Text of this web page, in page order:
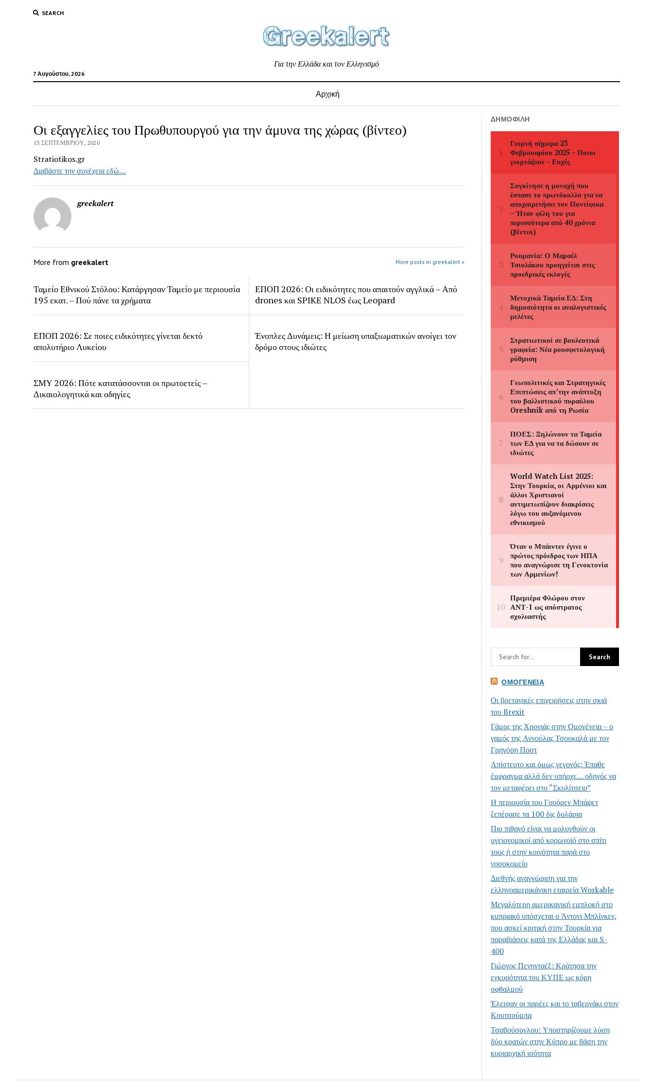
SEARCH
7 Αυγούστου, 2026
Για την Ελλάδα και τον Ελληνισμό
Αρχική
Οι εξαγγελίες του Πρωθυπουργού για την άμυνα της χώρας (βίντεο)
13 ΣΕΠΤΕΜΒΡΊΟΥ, 2020
Stratiotikos.gr
Διαβάστε την συνέχεια εδώ…
greekalert
More from greekalert More posts in greekalert »
Ταμείο Εθνικού Στόλου: Κατάργησαν Ταμείο με περιουσία
195 εκατ. – Πού πάνε τα χρήματα
ΕΠΟΠ 2026: Οι ειδικότητες που απαιτούν αγγλικά – Από
drones και SPIKE NLOS έως Leopard
ΕΠΟΠ 2026: Σε ποιες ειδικότητες γίνεται δεκτό
απολυτήριο Λυκείου
Ένοπλες Δυνάμεις: Η μείωση υπαξιωματικών ανοίγει τον
δρόμο στους ιδιώτες
ΣΜΥ 2026: Πότε κατατάσσονται οι πρωτοετείς –
Δικαιολογητικά και οδηγίες
ΔΗΜΟΦΙΛΉ
ΟΜΟΓΈΝΕΙΑ
Οι βρετανικές επιχειρήσεις στην σκιά
του Brexit
Γάμος της Χρονιάς στην Ομογένεια – ο
γαμός της Αννούλας Τσουκαλά με τον
Γρηγόρη Ποστ
Απίστευτο και όμως γεγονός: Έπαθε
έμφραγμα αλλά δεν υπήρχε… οδηγός να
τον μεταφέρει στο “Σκυλίτσειο”
Η περιουσία του Γουόρεν Μπάφετ
ξεπέρασε τα 100 δις δολάρια
Πιο πιθανό είναι να μολυνθούν οι
υγειονομικοί από κορωνοϊό στο σπίτι
τους ή στην κοινότητα παρά στο
νοσοκομείο
Διεθνής αναγνώριση για την
ελληνοαμερικάνικη εταιρεία Workable
Μεγαλύτερη αμερικανική εμπλοκή στο
κυπριακό υπόσχεται ο Άντονι Μπλίνκεν,
που ασκεί κριτική στην Τουρκία για
παραβιάσεις κατά της Ελλάδας και S-
400
Γιώργος Πενηνταέξ: Κράτησα την
εγκυρότητα του ΚΥΠΕ ως κόρη
οφθαλμού
Έλειψαν οι παρέες και το ταβερνάκι στον
Κουτσούμπα
Τσαβούσογλου: Υποστηρίζουμε λύση
δύο κρατών στην Κύπρο με βάση την
κυριαρχική ισότητα